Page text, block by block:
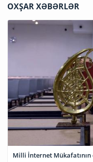
OXŞAR XƏBƏRLƏR
Milli İnternet